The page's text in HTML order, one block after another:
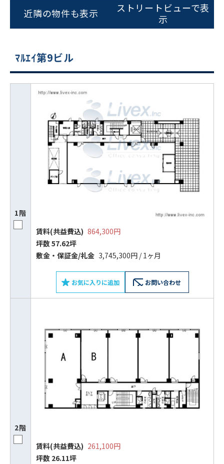
近隣の物件も表示
ストリートビューで表
示
ﾏﾙｴｲ第9ビル
1階
賃料(共益費込) 864,300円
坪数 57.62坪
敷⾦‧保証⾦/礼⾦ 3,745,300円 / 1ヶ月
お気に入りに追加 お問い合わせ
2階
賃料(共益費込) 261,100円
坪数 26.11坪